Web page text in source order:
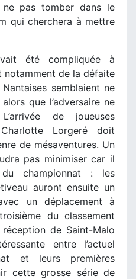
pas tomber dans le
qui cherchera à mettre
été compliquée à
notamment de la défaite
semblaient ne
que l’adversaire ne
de joueuses
Lorgeré doit
de mésaventures. Un
pas minimiser car il
championnat : les
auront ensuite un
un déplacement à
du classement
de Saint-Malo
entre l’actuel
et leurs premières
cette grosse série de